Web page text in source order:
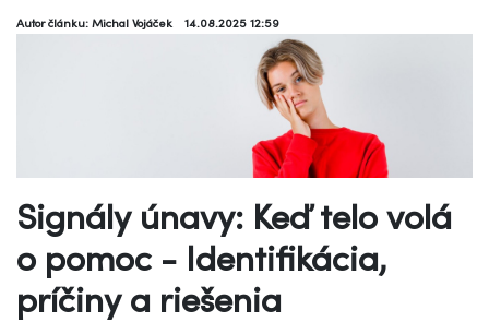
Autor článku: Michal Vojáček 14.08.2025 12:59
Signály únavy: Keď telo volá
o pomoc - Identifikácia,
príčiny a riešenia